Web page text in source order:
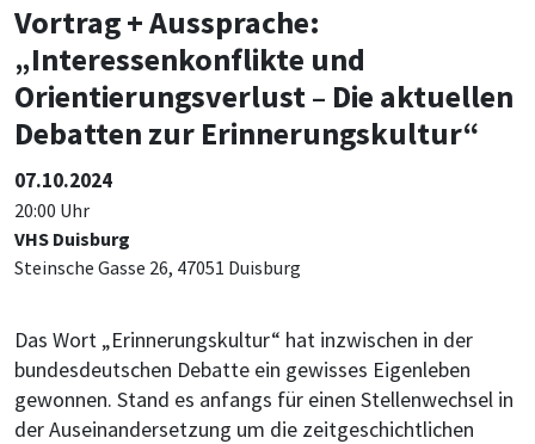
Vortrag + Aussprache:
„Interessenkonflikte und
Orientierungsverlust – Die aktuellen
Debatten zur Erinnerungskultur“
07.10.2024
20:00 Uhr
VHS Duisburg
Steinsche Gasse 26, 47051 Duisburg
Das Wort „Erinnerungskultur“ hat inzwischen in der
bundesdeutschen Debatte ein gewisses Eigenleben
gewonnen. Stand es anfangs für einen Stellenwechsel in
der Auseinandersetzung um die zeitgeschichtlichen